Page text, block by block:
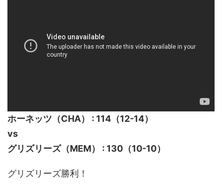
ホーネッツ（CHA） : 114（12-14）
vs
グリズリーズ（MEM） : 130（10-10）
グリズリーズ勝利！